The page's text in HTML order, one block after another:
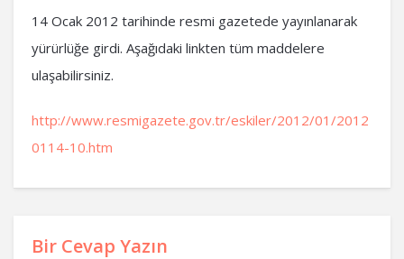
14 Ocak 2012 tarihinde resmi gazetede yayınlanarak
yürürlüğe girdi. Aşağıdaki linkten tüm maddelere
ulaşabilirsiniz.
http://www.resmigazete.gov.tr/eskiler/2012/01/2012
0114-10.htm
Bir Cevap Yazın